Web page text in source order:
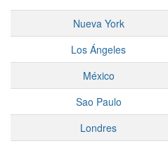
Nueva York
Los Ángeles
México
Sao Paulo
Londres